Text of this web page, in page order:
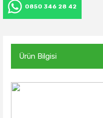
0850 346 28 42
Ürün Bilgisi